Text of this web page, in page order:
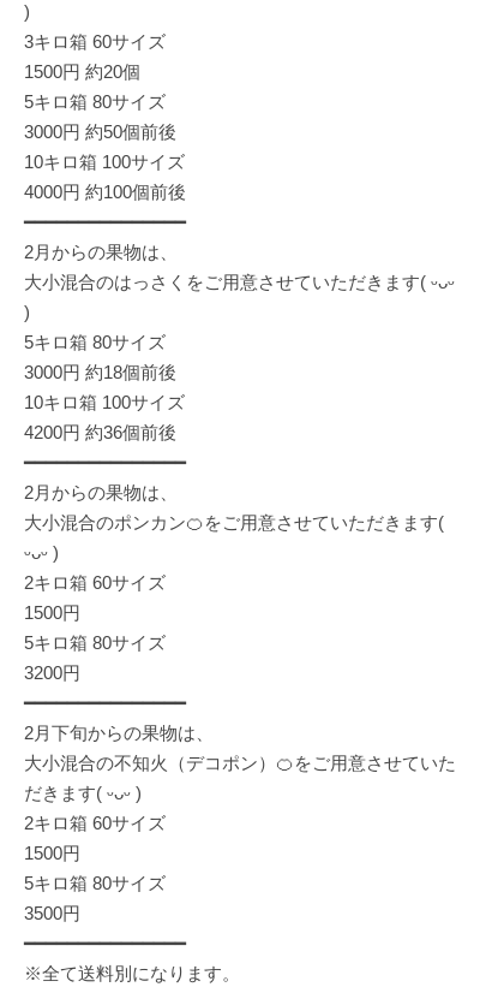
)
3キロ箱 60サイズ
1500円 約20個
5キロ箱 80サイズ
3000円 約50個前後
10キロ箱 100サイズ
4000円 約100個前後
━━━━━━━━━━━━━━━
2月からの果物は、
大小混合のはっさくをご用意させていただきます( ᵕᴗᵕ
)
5キロ箱 80サイズ
3000円 約18個前後
10キロ箱 100サイズ
4200円 約36個前後
━━━━━━━━━━━━━━━
2月からの果物は、
大小混合のポンカン🍊をご用意させていただきます(
ᵕᴗᵕ )
2キロ箱 60サイズ
1500円
5キロ箱 80サイズ
3200円
━━━━━━━━━━━━━━━
2月下旬からの果物は、
大小混合の不知火（デコポン）🍊をご用意させていた
だきます( ᵕᴗᵕ )
2キロ箱 60サイズ
1500円
5キロ箱 80サイズ
3500円
━━━━━━━━━━━━━━━
※全て送料別になります。